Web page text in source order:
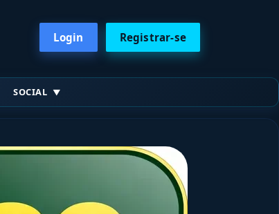
Login Registrar-se
SOCIAL